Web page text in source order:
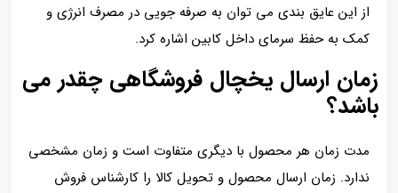
از این عایق بندی می توان به صرفه جویی در مصرف انرژی و
کمک به حفظ سرمای داخل کابین اشاره کرد.
زمان ارسال یخچال فروشگاهی چقدر می
باشد؟
مدت زمان هر محصول با دیگری متفاوت است و زمان مشخصی
ندارد. زمان ارسال محصول و تحویل کالا را کارشناس فروش